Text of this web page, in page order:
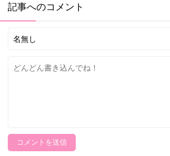
記事へのコメント